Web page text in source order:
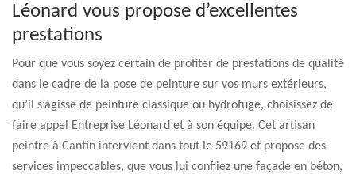
Léonard vous propose d’excellentes
prestations
Pour que vous soyez certain de profiter de prestations de qualité
dans le cadre de la pose de peinture sur vos murs extérieurs,
qu’il s’agisse de peinture classique ou hydrofuge, choisissez de
faire appel Entreprise Léonard et à son équipe. Cet artisan
peintre à Cantin intervient dans tout le 59169 et propose des
services impeccables, que vous lui confiiez une façade en béton,